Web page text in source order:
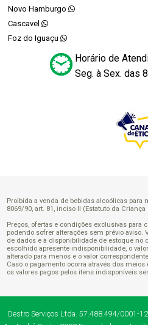
Novo Hamburgo
Cascavel
Foz do Iguaçu
Horário de
Seg. à Sex. das
Proibida a venda de bebidas alcoólicas para
8069/90, art. 81, inciso II (Estatuto da
Preços, ofertas e condições exclusivas para
podendo sofrer alterações sem prévio
de dados e à disponibilidade de estoque no
escolhido apresente indisponibilidade, o
alterado para menos e o valor
Caso o pagamento ocorra através dos
os valores pagos pelos itens indisponíveis
Destro Serviços Ltda. 57.488.494/0001-12